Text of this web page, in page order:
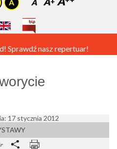
A
Sprawdź nasz repertuar!
17 stycznia 2012